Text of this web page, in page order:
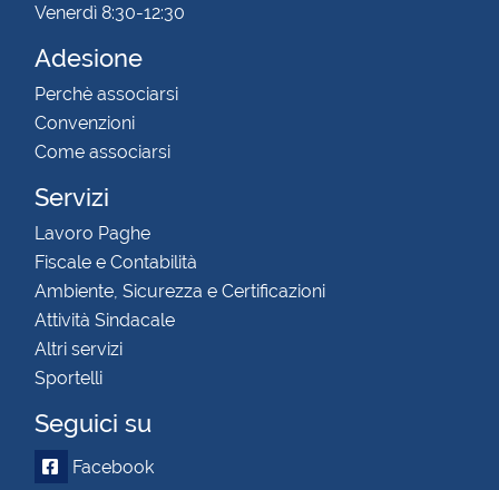
Venerdì 8:30-12:30
Adesione
Perchè associarsi
Convenzioni
Come associarsi
Servizi
Lavoro Paghe
Fiscale e Contabilità
Ambiente, Sicurezza e Certificazioni
Attività Sindacale
Altri servizi
Sportelli
Seguici su
Facebook